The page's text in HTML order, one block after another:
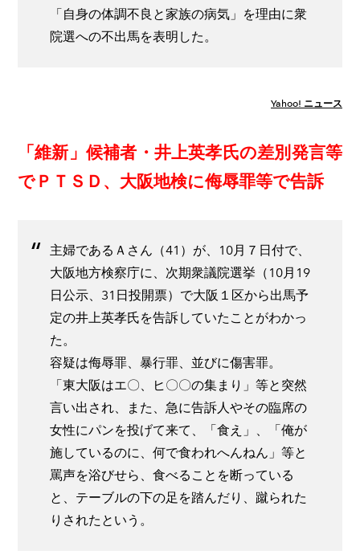
「自身の体調不良と家族の病気」を理由に衆
院選への不出馬を表明した。
Yahoo! ニュース
「維新」候補者・井上英孝氏の差別発言等
でＰＴＳＤ、大阪地検に侮辱罪等で告訴
主婦であるＡさん（41）が、10月７日付で、
大阪地方検察庁に、次期衆議院選挙（10月19
日公示、31日投開票）で大阪１区から出馬予
定の井上英孝氏を告訴していたことがわかっ
た。
容疑は侮辱罪、暴行罪、並びに傷害罪。
「東大阪はエ〇、ヒ〇〇の集まり」等と突然
言い出され、また、急に告訴人やその臨席の
女性にパンを投げて来て、「食え」、「俺が
施しているのに、何で食われへんねん」等と
罵声を浴びせら、食べることを断っている
と、テーブルの下の足を踏んだり、蹴られた
りされたという。